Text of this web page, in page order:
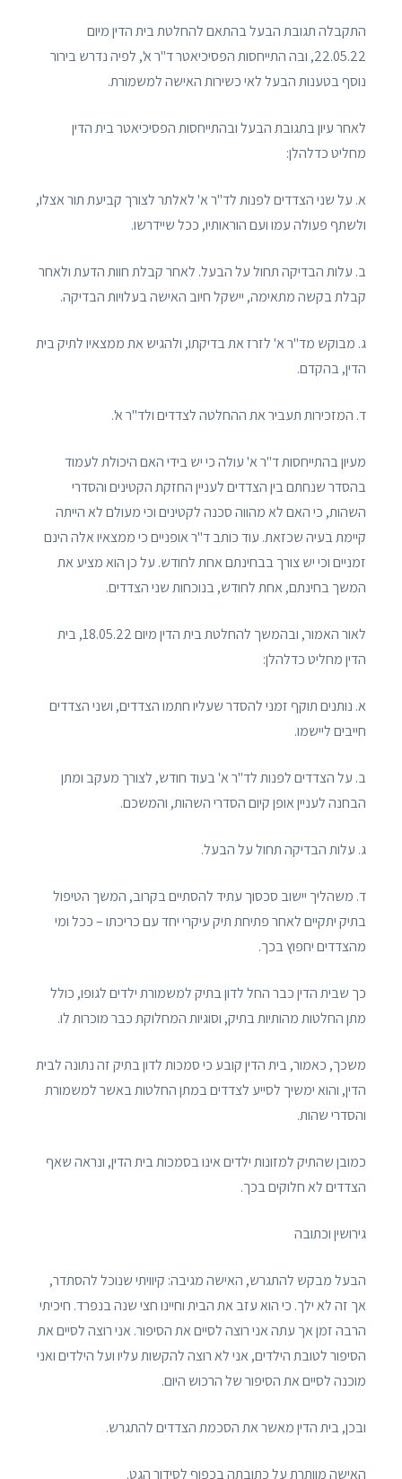
התקבלה תגובת הבעל בהתאם להחלטת בית הדין מיום
22.05.22, ובה התייחסות הפסיכיאטר ד"ר א', לפיה נדרש בירור
נוסף בטענות הבעל לאי כשירות האישה למשמורת.
לאחר עיון בתגובת הבעל ובהתייחסות הפסיכיאטר בית הדין
מחליט כדלהלן:
א. על שני הצדדים לפנות לד"ר א' לאלתר לצורך קביעת תור אצלו,
ולשתף פעולה עמו ועם הוראותיו, ככל שיידרשו.
ב. עלות הבדיקה תחול על הבעל. לאחר קבלת חוות הדעת ולאחר
קבלת בקשה מתאימה, יישקל חיוב האישה בעלויות הבדיקה.
ג. מבוקש מד"ר א' לזרז את בדיקתו, ולהגיש את ממצאיו לתיק בית
הדין, בהקדם.
ד. המזכירות תעביר את ההחלטה לצדדים ולד"ר א'.
מעיון בהתייחסות ד"ר א' עולה כי יש בידי האם היכולת לעמוד
בהסדר שנחתם בין הצדדים לעניין החזקת הקטינים והסדרי
השהות, כי האם לא מהווה סכנה לקטינים וכי מעולם לא הייתה
קיימת בעיה שכזאת. עוד כותב ד"ר אופניים כי ממצאיו אלה הינם
זמניים וכי יש צורך בבחינתם אחת לחודש. על כן הוא מציע את
המשך בחינתם, אחת לחודש, בנוכחות שני הצדדים.
לאור האמור, ובהמשך להחלטת בית הדין מיום 18.05.22, בית
הדין מחליט כדלהלן:
א. נותנים תוקף זמני להסדר שעליו חתמו הצדדים, ושני הצדדים
חייבים ליישמו.
ב. על הצדדים לפנות לד"ר א' בעוד חודש, לצורך מעקב ומתן
הבחנה לעניין אופן קיום הסדרי השהות, והמשכם.
ג. עלות הבדיקה תחול על הבעל.
ד. משהליך יישוב סכסוך עתיד להסתיים בקרוב, המשך הטיפול
בתיק יתקיים לאחר פתיחת תיק עיקרי יחד עם כריכתו – ככל ומי
מהצדדים יחפוץ בכך.
כך שבית הדין כבר החל לדון בתיק למשמורת ילדים לגופו, כולל
מתן החלטות מהותיות בתיק, וסוגיות המחלוקת כבר מוכרות לו.
משכך, כאמור, בית הדין קובע כי סמכות לדון בתיק זה נתונה לבית
הדין, והוא ימשיך לסייע לצדדים במתן החלטות באשר למשמורת
והסדרי שהות.
כמובן שהתיק למזונות ילדים אינו בסמכות בית הדין, ונראה שאף
הצדדים לא חלוקים בכך.
גירושין וכתובה
הבעל מבקש להתגרש, האישה מגיבה: קיוויתי שנוכל להסתדר,
אך זה לא ילך. כי הוא עזב את הבית וחיינו חצי שנה בנפרד. חיכיתי
הרבה זמן אך עתה אני רוצה לסיים את הסיפור. אני רוצה לסיים את
הסיפור לטובת הילדים, אני לא רוצה להקשות עליו ועל הילדים ואני
מוכנה לסיים את הסיפור של הרכוש היום.
ובכן, בית הדין מאשר את הסכמת הצדדים להתגרש.
האישה מוותרת על כתובתה בכפוף לסידור הגט.